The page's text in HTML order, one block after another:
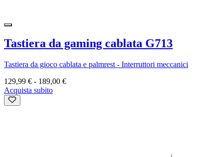
Tastiera da gaming cablata G713
Tastiera da gioco cablata e palmrest - Interruttori meccanici
129,99 € - 189,00 €
Acquista subito